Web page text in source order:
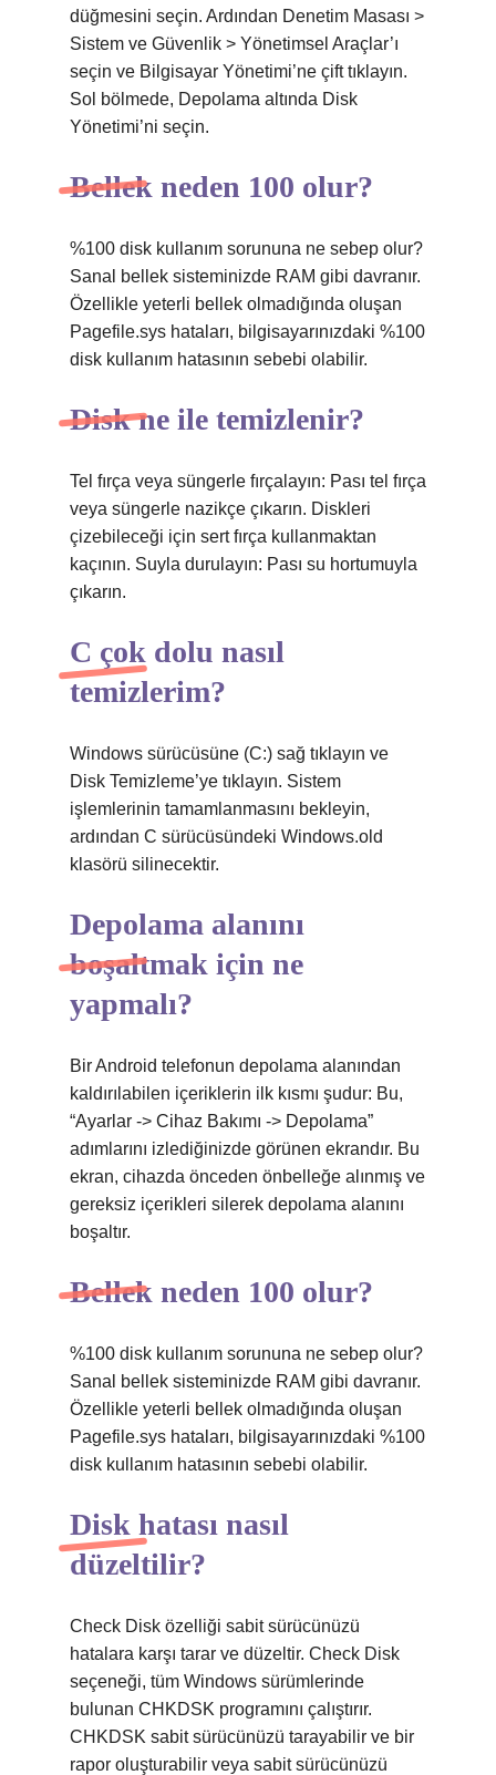
düğmesini seçin. Ardından Denetim Masası >
Sistem ve Güvenlik > Yönetimsel Araçlar’ı
seçin ve Bilgisayar Yönetimi’ne çift tıklayın.
Sol bölmede, Depolama altında Disk
Yönetimi’ni seçin.
Bellek neden 100 olur?
%100 disk kullanım sorununa ne sebep olur?
Sanal bellek sisteminizde RAM gibi davranır.
Özellikle yeterli bellek olmadığında oluşan
Pagefile.sys hataları, bilgisayarınızdaki %100
disk kullanım hatasının sebebi olabilir.
Disk ne ile temizlenir?
Tel fırça veya süngerle fırçalayın: Pası tel fırça
veya süngerle nazikçe çıkarın. Diskleri
çizebileceği için sert fırça kullanmaktan
kaçının. Suyla durulayın: Pası su hortumuyla
çıkarın.
C çok dolu nasıl
temizlerim?
Windows sürücüsüne (C:) sağ tıklayın ve
Disk Temizleme’ye tıklayın. Sistem
işlemlerinin tamamlanmasını bekleyin,
ardından C sürücüsündeki Windows.old
klasörü silinecektir.
Depolama alanını
boşaltmak için ne
yapmalı?
Bir Android telefonun depolama alanından
kaldırılabilen içeriklerin ilk kısmı şudur: Bu,
“Ayarlar -> Cihaz Bakımı -> Depolama”
adımlarını izlediğinizde görünen ekrandır. Bu
ekran, cihazda önceden önbelleğe alınmış ve
gereksiz içerikleri silerek depolama alanını
boşaltır.
Bellek neden 100 olur?
%100 disk kullanım sorununa ne sebep olur?
Sanal bellek sisteminizde RAM gibi davranır.
Özellikle yeterli bellek olmadığında oluşan
Pagefile.sys hataları, bilgisayarınızdaki %100
disk kullanım hatasının sebebi olabilir.
Disk hatası nasıl
düzeltilir?
Check Disk özelliği sabit sürücünüzü
hatalara karşı tarar ve düzeltir. Check Disk
seçeneği, tüm Windows sürümlerinde
bulunan CHKDSK programını çalıştırır.
CHKDSK sabit sürücünüzü tarayabilir ve bir
rapor oluşturabilir veya sabit sürücünüzü